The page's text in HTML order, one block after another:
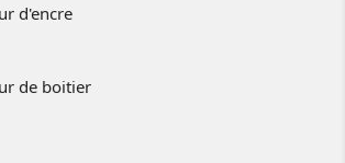
d'encre
de boitier